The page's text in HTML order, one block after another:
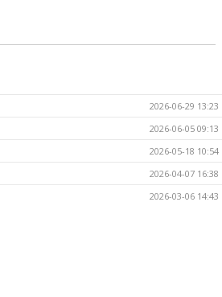
2026-06-29 13:23
2026-06-05 09:13
2026-05-18 10:54
2026-04-07 16:38
2026-03-06 14:43